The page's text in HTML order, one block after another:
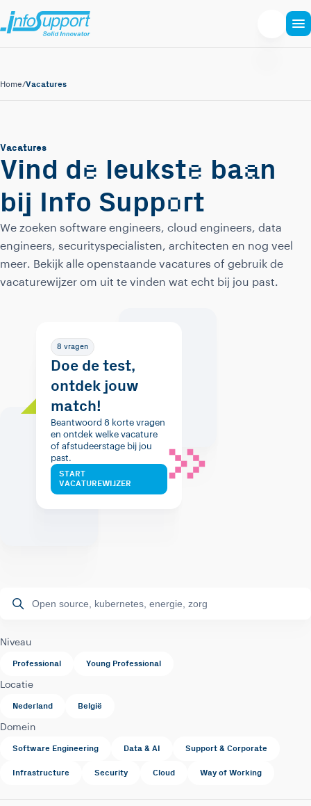
Home/Vacatures
Vacatures
Vind de leukste baan
bij Info Support
We zoeken software engineers, cloud engineers, data
engineers, securityspecialisten, architecten en nog veel
meer. Bekijk alle openstaande vacatures of gebruik de
vacaturewijzer om uit te vinden wat echt bij jou past.
8 vragen
Doe de test,
ontdek jouw
match!
Beantwoord 8 korte vragen
en ontdek welke vacature
of afstudeerstage bij jou
past.
START
VACATUREWIJZER
Niveau
Professional Young Professional
Locatie
Nederland België
Domein
Software Engineering Data & AI Support & Corporate
Infrastructure Security Cloud Way of Working